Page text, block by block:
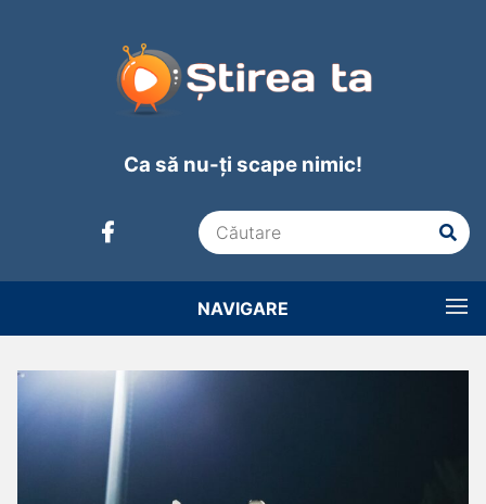
Ca să nu-ți scape nimic!
NAVIGARE